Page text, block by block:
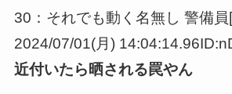
30：それでも動く名無し 警備員
2024/07/01(月)
近付いたら晒される罠やん